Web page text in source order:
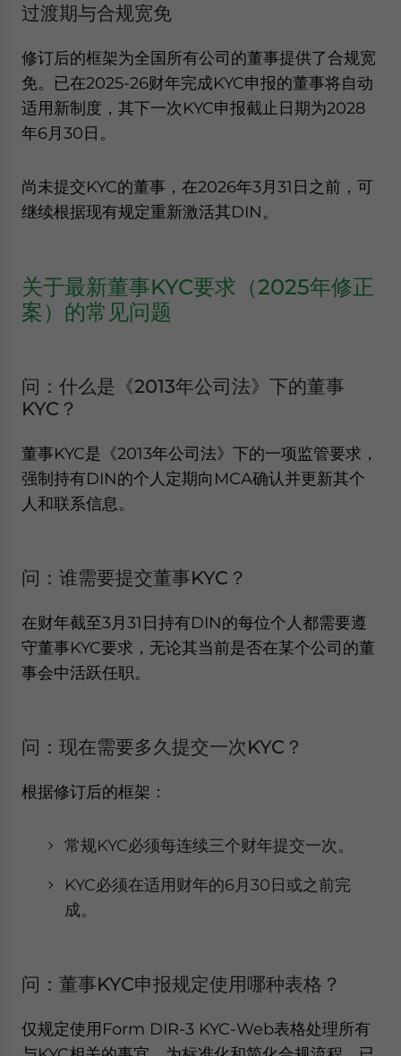
过渡期与合规宽免
修订后的框架为全国所有公司的董事提供了合规宽
免。已在2025-26财年完成KYC申报的董事将自动
适用新制度，其下一次KYC申报截止日期为2028
年6月30日。
尚未提交KYC的董事，在2026年3月31日之前，可
继续根据现有规定重新激活其DIN。
关于最新董事KYC要求（2025年修正
案）的常见问题
问：什么是《2013年公司法》下的董事
KYC？
董事KYC是《2013年公司法》下的一项监管要求，
强制持有DIN的个人定期向MCA确认并更新其个
人和联系信息。
问：谁需要提交董事KYC？
在财年截至3月31日持有DIN的每位个人都需要遵
守董事KYC要求，无论其当前是否在某个公司的董
事会中活跃任职。
问：现在需要多久提交一次KYC？
根据修订后的框架：
常规KYC必须每连续三个财年提交一次。
KYC必须在适用财年的6月30日或之前完
成。
问：董事KYC申报规定使用哪种表格？
仅规定使用Form DIR-3 KYC-Web表格处理所有